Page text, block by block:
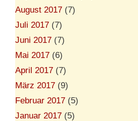
August 2017 (7)
Juli 2017 (7)
Juni 2017 (7)
Mai 2017 (6)
April 2017 (7)
März 2017 (9)
Februar 2017 (5)
Januar 2017 (5)